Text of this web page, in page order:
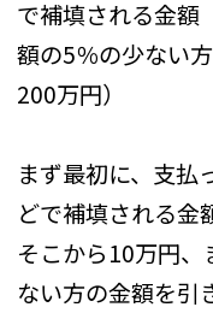
で補填される金
額の5％の少ない
200万円）
まず最初に、支払
どで補填される金
そこから10万円
ない方の金額を引